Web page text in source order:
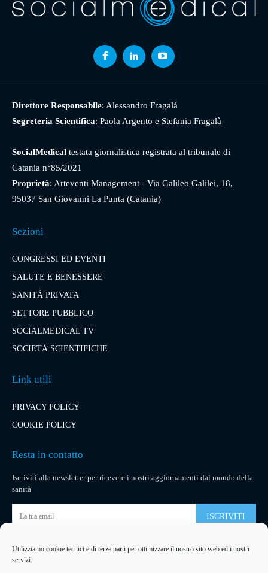
Utilizziamo cookie tecnici e di terze parti per ottimizzare il nostro sito web ed i nostri
servizi.
Direttore Responsabile: Alessandro Fragalà
Segreteria Scientifica: Paola Argento e Stefania Fragalà
SocialMedical testata giornalistica registrata al tribunale di
Catania n°85/2021
Proprietà: Arteventi Management - Via Galileo Galilei, 18,
95037 San Giovanni La Punta (Catania)
Sezioni
CONGRESSI ED EVENTI
SALUTE E BENESSERE
SANITÀ PRIVATA
SETTORE PUBBLICO
SOCIALMEDICAL TV
SOCIETÀ SCIENTIFICHE
Link utili
PRIVACY POLICY
COOKIE POLICY
Resta in contatto
Iscriviti alla newsletter per ricevere i nostri aggiornamenti dal mondo della
sanità
ISCRIVITI
Pubblicità